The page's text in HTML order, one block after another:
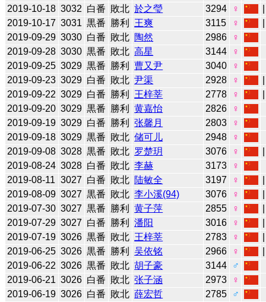
2019-10-18 3032 白番 敗北 於之瑩 3294 ♀
2019-10-17 3031 黒番 勝利 王爽 3115 ♀
2019-09-29 3030 白番 敗北 陶然 2986
♀
2019-09-28 3030 黒番 敗北 高星 3144
♀
2019-09-25 3029 黒番 勝利 曹又尹 3040
♀
2019-09-23 3029 白番 敗北 尹渠 2928 ♀
2019-09-22 3029 白番 勝利 王梓莘 2778 ♀
2019-09-20 3029 黒番 勝利 黄嘉怡 2826
♀
2019-09-19 3029 白番 勝利 张馨月 2803
♀
2019-09-18 3029 黒番 敗北 储可儿 2948
♀
2019-09-08 3028 黒番 敗北 罗楚玥 3076 ♀
2019-08-24 3028 白番 敗北 李赫 3173
♀
2019-08-11 3027 白番 敗北 陆敏全 3197 ♀
2019-08-09 3027 黒番 敗北 李小溪(94) 3076 ♀
2019-07-30 3027 黒番 勝利 黄子萍 2855 ♀
2019-07-29 3027 白番 勝利 潘阳 3016 ♀
2019-07-19 3026 黒番 敗北 王梓莘 2783 ♀
2019-06-25 3026 黒番 勝利 吴依铭 2966 ♀
2019-06-22 3026 黒番 敗北 胡子豪 3144
♂
2019-06-21 3026 白番 敗北 张子涵 2973
♀
2019-06-19 3026 白番 敗北 薛宏哲 2785
♂